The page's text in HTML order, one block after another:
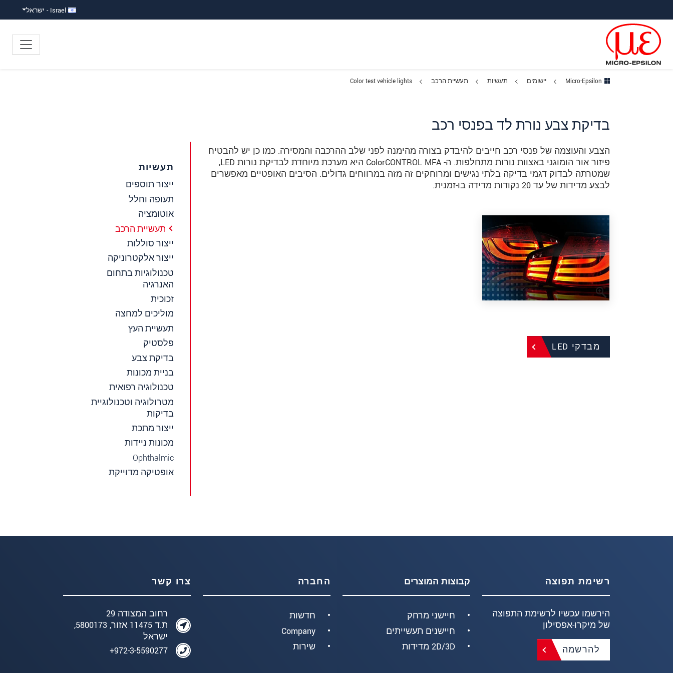
Israel - ישראל
Micro-Epsilon יישומים תעשיות תעשיית הרכב Color test vehicle lights
בדיקת צבע נורת לד בפנסי רכב
הצבע והעוצמה של פנסי רכב חייבים להיבדק בצורה מהימנה לפני שלב ההרכבה והמסירה. כמו כן יש להבטיח
פיזור אור הומוגני באצוות נורות מתחלפות. ה- ColorCONTROL MFA היא מערכת מיוחדת לבדיקת נורות LED,
שמטרתה לבדוק דגמי בדיקה בלתי נגישים ומרוחקים זה מזה במרווחים גדולים. הסיבים האופטיים מאפשרים
לבצע מדידות של עד 20 נקודות מדידה בו-זמנית.
מבדקי LED
תעשיות
ייצור תוספים
תעופה וחלל
אוטומציה
תעשיית הרכב
ייצור סוללות
ייצור אלקטרוניקה
טכנולוגיות בתחום
האנרגיה
זכוכית
מוליכים למחצה
תעשיית העץ
פלסטיק
בדיקת צבע
בניית מכונות
טכנולוגיה רפואית
מטרולוגיה וטכנולוגיית
בדיקות
ייצור מתכת
מכונות ניידות
Ophthalmic
אופטיקה מדוייקת
רשימת תפוצה
הירשמו עכשיו לרשימת התפוצה
של מיקרו-אפסילון
להרשמה
קבוצות המוצרים
חיישני מרחק
חיישנים תעשייתים
2D/3D מדידות
החברה
חדשות
Company
שירות
צרו קשר
רחוב המצודה 29
ת.ד 11475 אזור, 5800173,
ישראל
972-3-5590277+